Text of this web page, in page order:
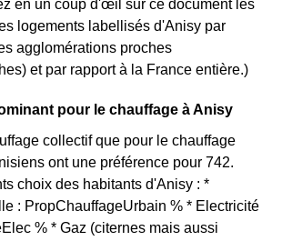
en un coup d'œil sur ce document les
logements labellisés d'Anisy par
agglomérations proches
et par rapport à la France entière.)
pour le chauffage à Anisy
collectif que pour le chauffage
ont une préférence pour 742.
choix des habitants d'Anisy : *
: PropChauffageUrbain % * Electricité
% * Gaz (citernes mais aussi